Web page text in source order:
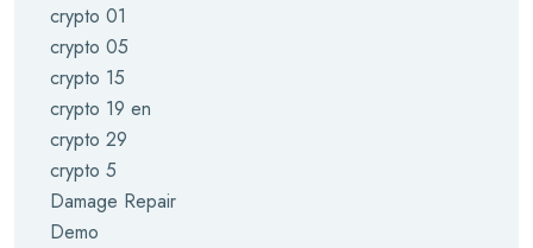
crypto 01
crypto 05
crypto 15
crypto 19 en
crypto 29
crypto 5
Damage Repair
Demo